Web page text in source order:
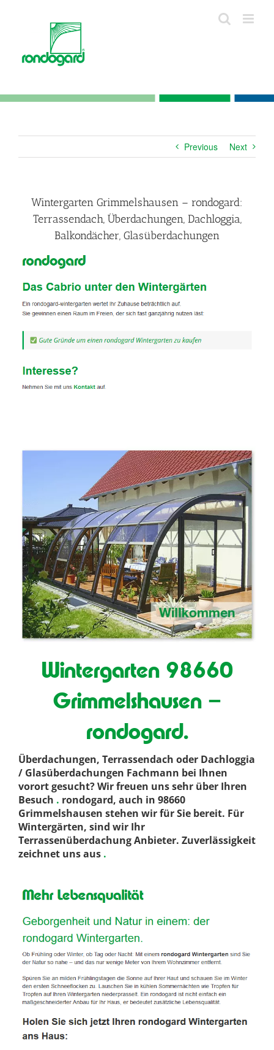
Previous Next
Wintergarten Grimmelshausen – rondogard:
Terrassendach, Überdachungen, Dachloggia,
Balkondächer, Glasüberdachungen
Wintergarten 98660
Grimmelshausen –
rondogard.
Überdachungen, Terrassendach oder Dachloggia
/ Glasüberdachungen Fachmann bei Ihnen
vorort gesucht? Wir freuen uns sehr über Ihren
Besuch . rondogard, auch in 98660
Grimmelshausen stehen wir für Sie bereit. Für
Wintergärten, sind wir Ihr
Terrassenüberdachung Anbieter. Zuverlässigkeit
zeichnet uns aus .